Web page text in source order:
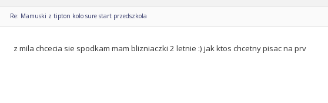
Re: Mamuski z tipton kolo sure start przedszkola
z mila chcecia sie spodkam mam blizniaczki 2 letnie :) jak ktos chcetny pisac na prv